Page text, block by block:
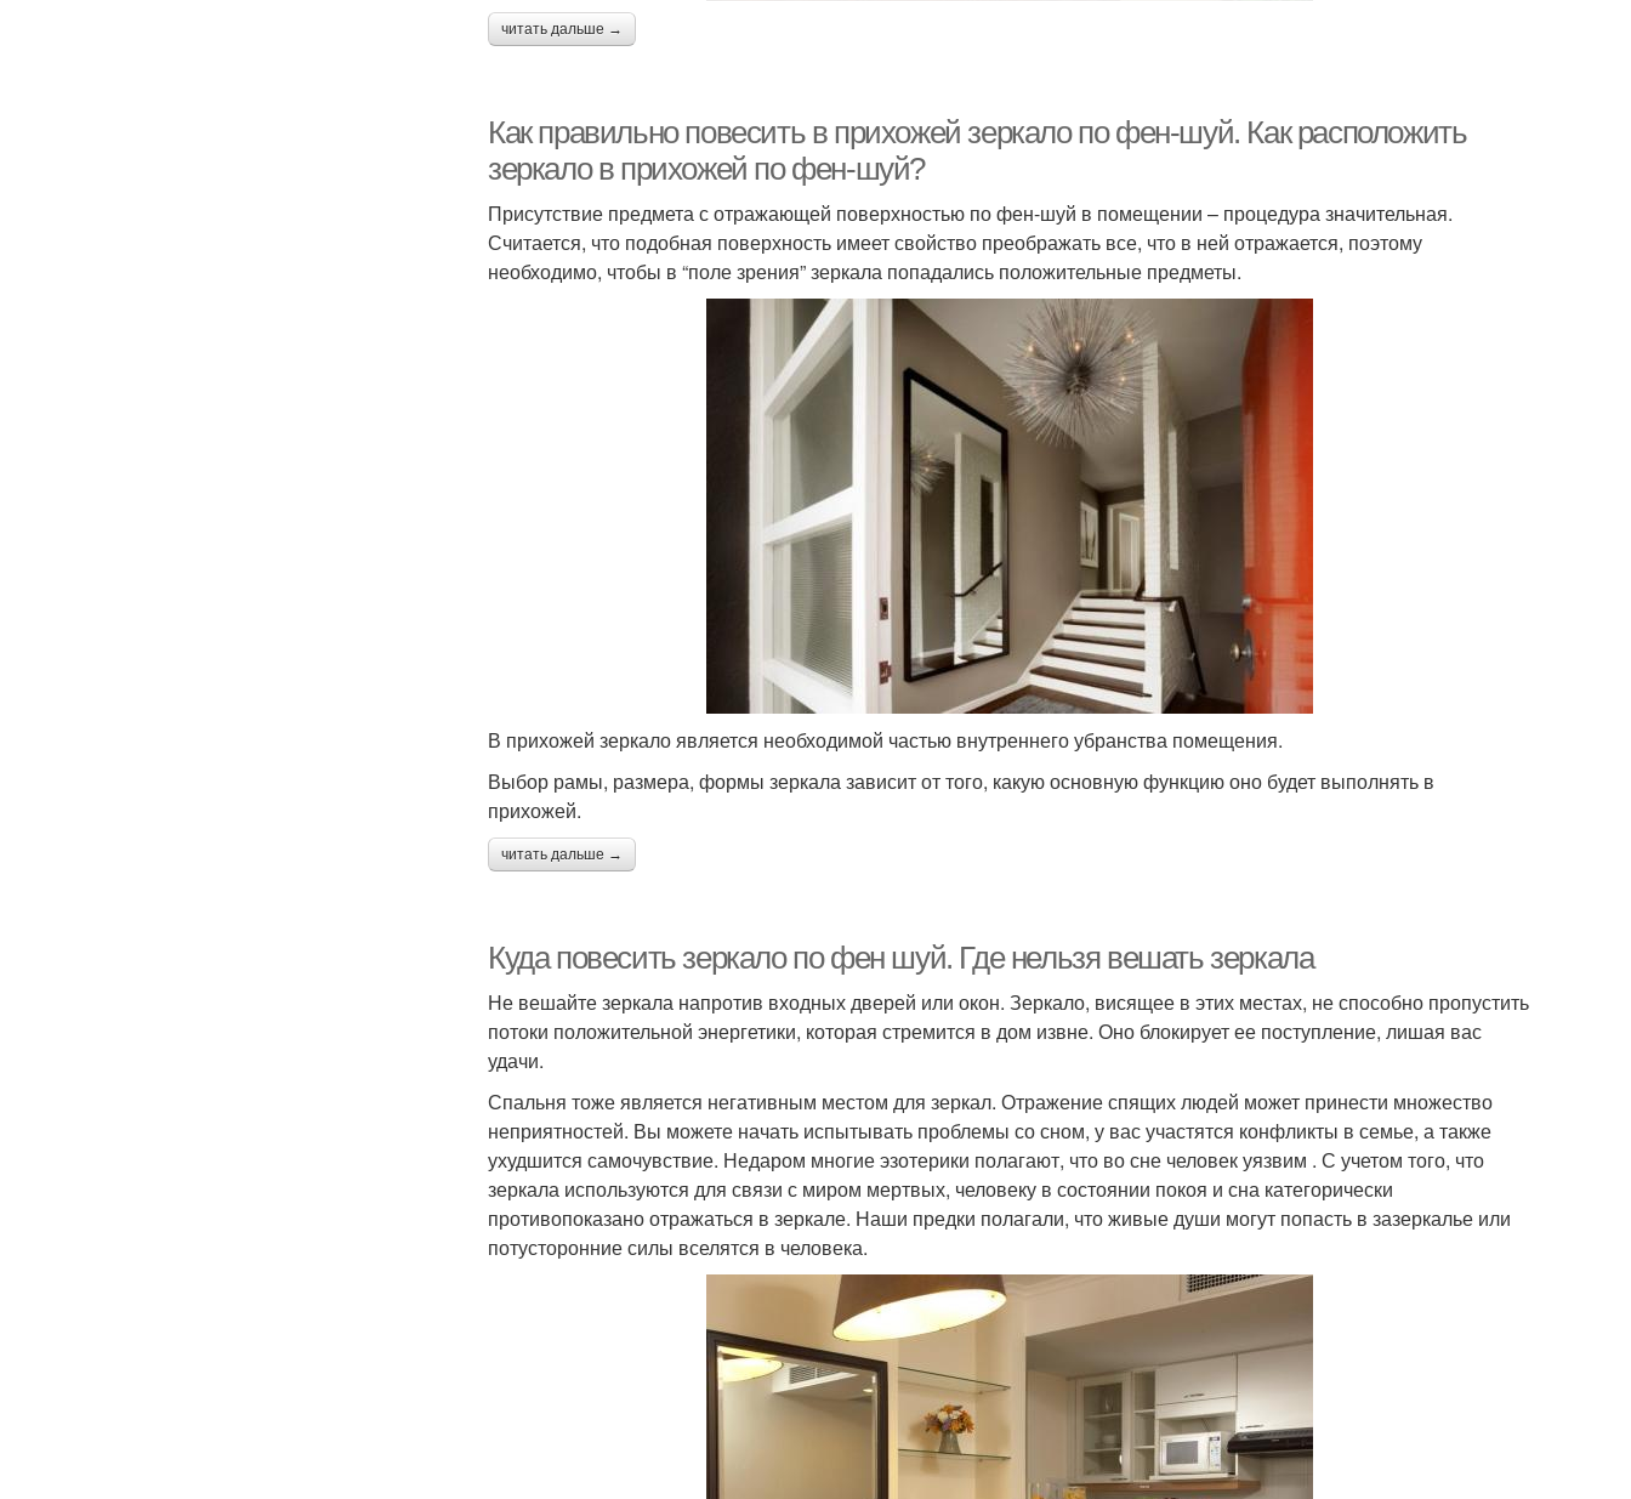
читать дальше →
Как правильно повесить в прихожей зеркало по фен-шуй. Как расположить
зеркало в прихожей по фен-шуй?
Присутствие предмета с отражающей поверхностью по фен-шуй в помещении – процедура значительная.
Считается, что подобная поверхность имеет свойство преображать все, что в ней отражается, поэтому
необходимо, чтобы в “поле зрения” зеркала попадались положительные предметы.
В прихожей зеркало является необходимой частью внутреннего убранства помещения.
Выбор рамы, размера, формы зеркала зависит от того, какую основную функцию оно будет выполнять в
прихожей.
читать дальше →
Куда повесить зеркало по фен шуй. Где нельзя вешать зеркала
Не вешайте зеркала напротив входных дверей или окон. Зеркало, висящее в этих местах, не способно пропустить
потоки положительной энергетики, которая стремится в дом извне. Оно блокирует ее поступление, лишая вас
удачи.
Спальня тоже является негативным местом для зеркал. Отражение спящих людей может принести множество
неприятностей. Вы можете начать испытывать проблемы со сном, у вас участятся конфликты в семье, а также
ухудшится самочувствие. Недаром многие эзотерики полагают, что во сне человек уязвим . С учетом того, что
зеркала используются для связи с миром мертвых, человеку в состоянии покоя и сна категорически
противопоказано отражаться в зеркале. Наши предки полагали, что живые души могут попасть в зазеркалье или
потусторонние силы вселятся в человека.